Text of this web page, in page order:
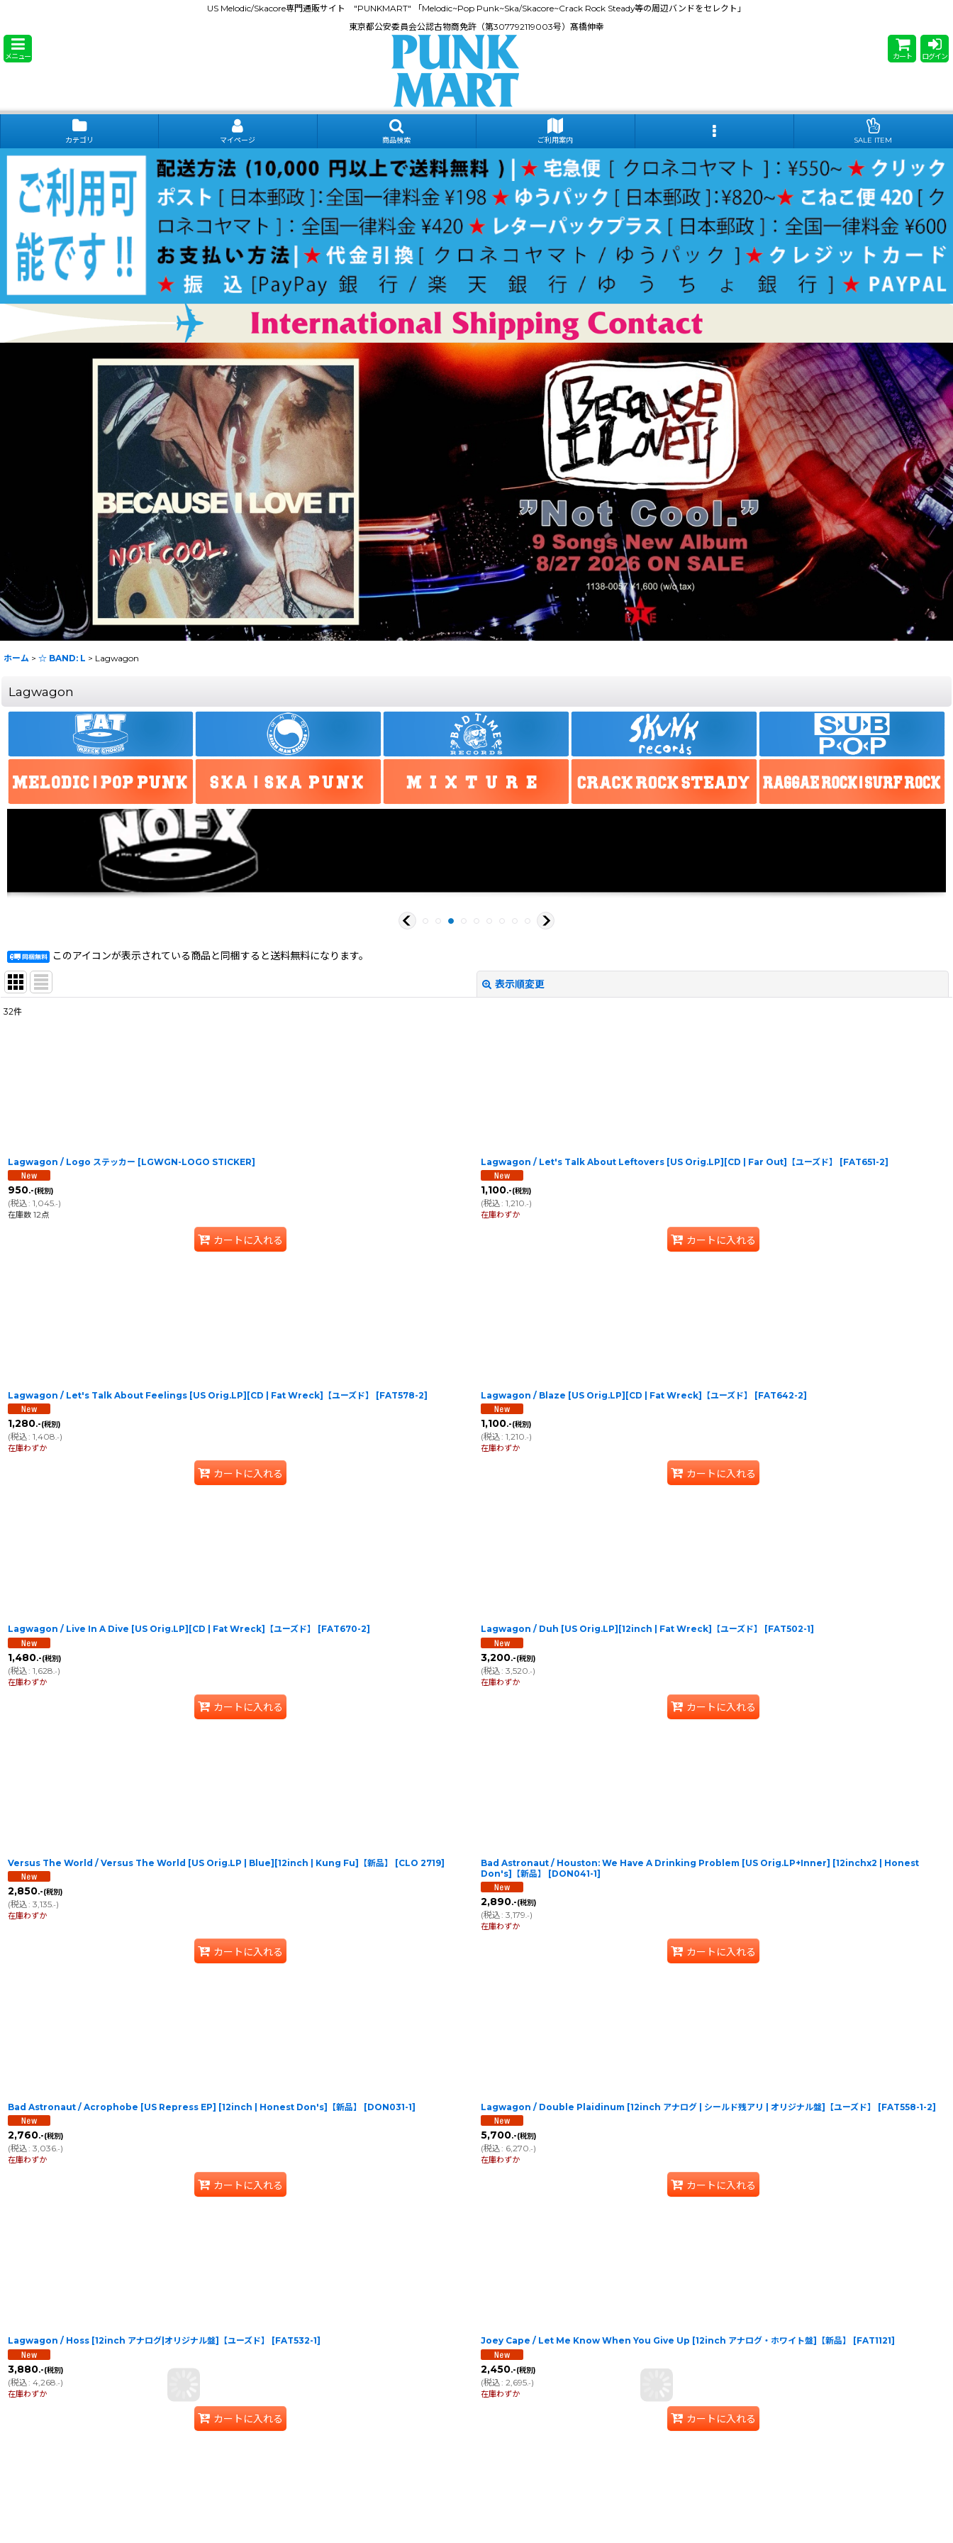
US Melodic/Skacore専門通販サイト "PUNKMART" 「Melodic~Pop Punk~Ska/Skacore~Crack Rock Steady等の周辺バンドをセレクト」
東京都公安委員会公認古物商免許（第307792119003号）髙橋伸幸
メニュー カート ログイン
カテゴリ マイページ 商品検索 ご利用案内 SALE ITEM
ホーム > ☆ BAND: L > Lagwagon
Lagwagon
このアイコンが表示されている商品と同梱すると送料無料になります。
表示順変更
32件
Lagwagon / Logo ステッカー [LGWGN-LOGO STICKER]
950.-(税別)
(税込: 1,045.-)
在庫数 12点
カートに入れる
Lagwagon / Let's Talk About Leftovers [US Orig.LP][CD | Far Out]【ユーズド】 [FAT651-2]
1,100.-(税別)
(税込: 1,210.-)
在庫わずか
カートに入れる
Lagwagon / Let's Talk About Feelings [US Orig.LP][CD | Fat Wreck]【ユーズド】 [FAT578-2]
1,280.-(税別)
(税込: 1,408.-)
在庫わずか
カートに入れる
Lagwagon / Blaze [US Orig.LP][CD | Fat Wreck]【ユーズド】 [FAT642-2]
1,100.-(税別)
(税込: 1,210.-)
在庫わずか
カートに入れる
Lagwagon / Live In A Dive [US Orig.LP][CD | Fat Wreck]【ユーズド】 [FAT670-2]
1,480.-(税別)
(税込: 1,628.-)
在庫わずか
カートに入れる
Lagwagon / Duh [US Orig.LP][12inch | Fat Wreck]【ユーズド】 [FAT502-1]
3,200.-(税別)
(税込: 3,520.-)
在庫わずか
カートに入れる
Versus The World / Versus The World [US Orig.LP | Blue][12inch | Kung Fu]【新品】 [CLO 2719]
2,850.-(税別)
(税込: 3,135.-)
在庫わずか
カートに入れる
Bad Astronaut / Houston: We Have A Drinking Problem [US Orig.LP+Inner] [12inchx2 | Honest
Don's]【新品】
[DON041-1]
2,890.-(税別)
(税込: 3,179.-)
在庫わずか
カートに入れる
Bad Astronaut / Acrophobe [US Repress EP] [12inch | Honest Don's]【新品】 [DON031-1]
2,760.-(税別)
(税込: 3,036.-)
在庫わずか
カートに入れる
Lagwagon / Double Plaidinum [12inch アナログ | シールド残アリ | オリジナル盤]【ユーズド】 [FAT558-1-2]
5,700.-(税別)
(税込: 6,270.-)
在庫わずか
カートに入れる
Lagwagon / Hoss [12inch アナログ|オリジナル盤]【ユーズド】 [FAT532-1]
3,880.-(税別)
(税込: 4,268 .-)
在庫わずか
カートに入れる
Joey Cape / Let Me Know When You Give Up [12inch アナログ・ホワイト盤]【新品】 [FAT1121]
2,450.-(税別)
(税込: 2,695.-)
在庫わずか
カートに入れる